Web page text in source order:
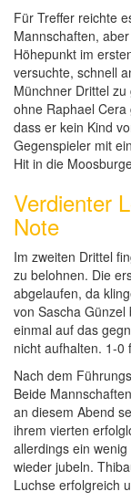
Für Treffer reichte
Mannschaften,
Höhepunkt im
versuchte, schnell
Münchner Drittel
ohne Raphael
dass er kein Kind
Gegenspieler mit
Hit in die
Verdienter
Note
Im zweiten Drittel
zu belohnen. Die
abgelaufen, da
von Sascha
einmal auf das
nicht aufhalten. 1-0
Nach dem
Beide
an diesem Abend
ihrem vierten
allerdings ein
wieder jubeln.
Luchse erfolgreich